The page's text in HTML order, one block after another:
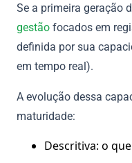
Se a primeira geração
gestão focados em
definida por sua
em tempo real).
A evolução dessa
maturidade:
Descritiva: o